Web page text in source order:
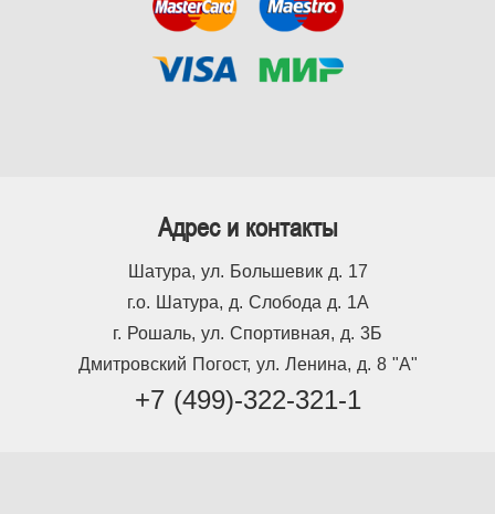
Адрес и контакты
Шатура, ул. Большевик д. 17
г.о. Шатура, д. Слобода д. 1А
г. Рошаль, ул. Спортивная, д. 3Б
Дмитровский Погост, ул. Ленина, д. 8 "А"
+7 (499)-322-321-1